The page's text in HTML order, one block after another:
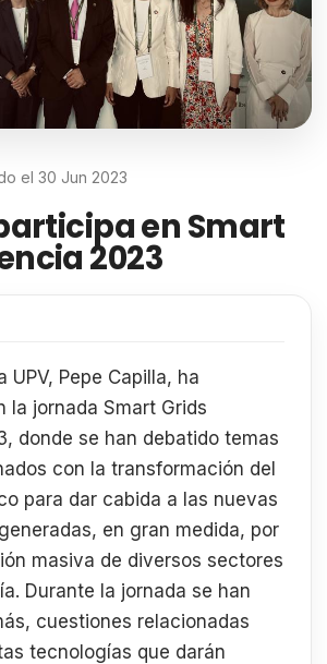
el 30 Jun 2023
en Smart
2023
UPV, Pepe Capilla, ha
la jornada Smart Grids
donde se han debatido temas
con la transformación del
para dar cabida a las nuevas
en gran medida, por
masiva de diversos sectores
Durante la jornada se han
cuestiones relacionadas
tecnologías que darán